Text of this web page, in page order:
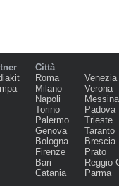
Città
Roma
Milano
Napoli
Torino
Palermo
Genova
Bologna
Firenze
Bari
Catania
Venezia
Verona
Messina
Padova
Trieste
Taranto
Brescia
Prato
Reggio
Parma